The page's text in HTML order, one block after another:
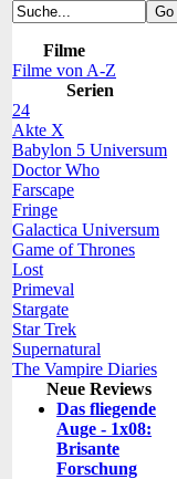
Filme
Filme von A-Z
Serien
24
Akte X
Babylon 5 Universum
Doctor Who
Farscape
Fringe
Galactica Universum
Game of Thrones
Lost
Primeval
Stargate
Star Trek
Supernatural
The Vampire Diaries
Neue Reviews
Das fliegende
Auge - 1x08:
Brisante
Forschung